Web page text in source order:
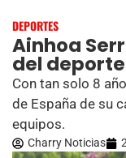
DEPORTES
Ainhoa
del
Con tan solo 8
de España de su
equipos.
Charry Noticias